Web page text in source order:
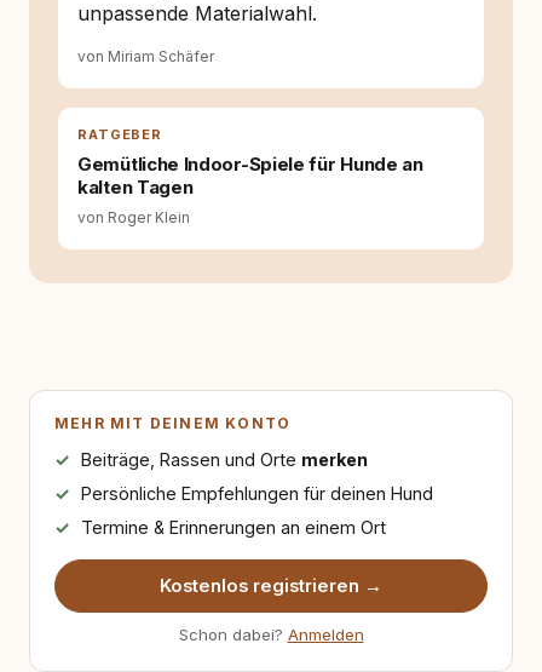
unpassende Materialwahl.
von Miriam Schäfer
RATGEBER
Gemütliche Indoor-Spiele für Hunde an
kalten Tagen
von Roger Klein
MEHR MIT DEINEM KONTO
Beiträge, Rassen und Orte merken
Persönliche Empfehlungen für deinen Hund
Termine & Erinnerungen an einem Ort
Kostenlos registrieren →
Schon dabei? Anmelden